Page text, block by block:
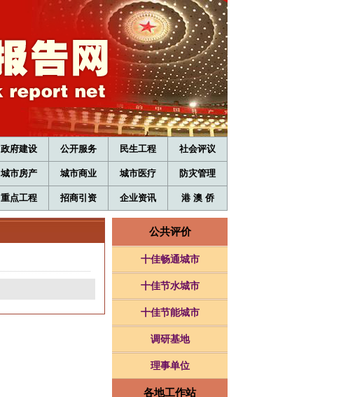
政府建设 公开服务 民生工程 社会评议
城市房产 城市商业 城市医疗 防灾管理
重点工程 招商引资 企业资讯 港 澳 侨
公共评价
十佳畅通城市
十佳节水城市
十佳节能城市
调研基地
理事单位
各地工作站